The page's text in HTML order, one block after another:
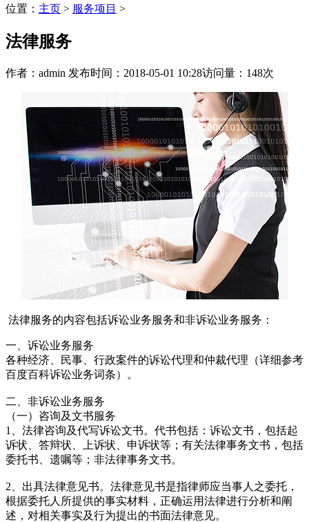
位置： 主页 > 服务项目 >
法律服务
作者：admin 发布时间：2018-05-01 10:28访问量：148次
法律服务的内容包括诉讼业务服务和非诉讼业务服务：
一、诉讼业务服务
各种经济、民事、行政案件的诉讼代理和仲裁代理（详细参考
百度百科诉讼业务词条）。
二、非诉讼业务服务
（一）咨询及文书服务
1、法律咨询及代写诉讼文书。代书包括：诉讼文书，包括起
诉状、答辩状、上诉状、申诉状等；有关法律事务文书，包括
委托书、遗嘱等；非法律事务文书。
2、出具法律意见书。法律意见书是指律师应当事人之委托，
根据委托人所提供的事实材料，正确运用法律进行分析和阐
述，对相关事实及行为提出的书面法律意见。